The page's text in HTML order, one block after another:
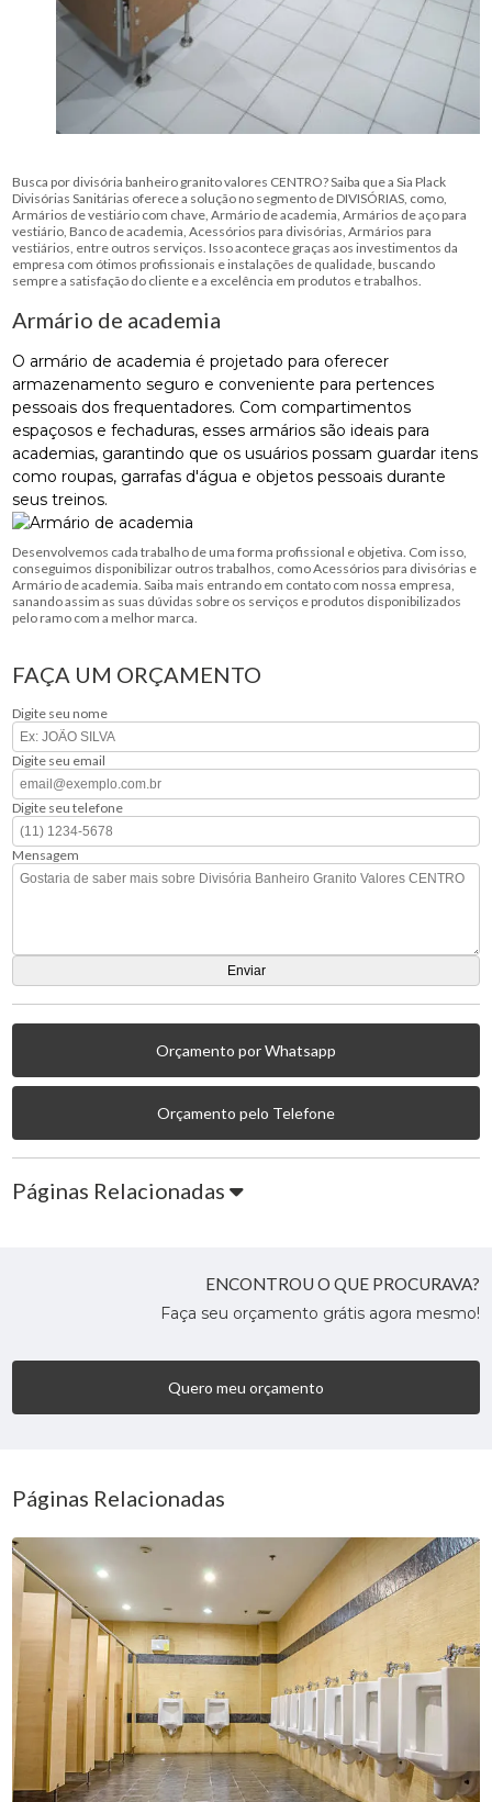
Busca por divisória banheiro granito valores CENTRO? Saiba que a Sia Plack
Divisórias Sanitárias oferece a solução no segmento de DIVISÓRIAS, como,
Armários de vestiário com chave, Armário de academia, Armários de aço para
vestiário, Banco de academia, Acessórios para divisórias, Armários para
vestiários, entre outros serviços. Isso acontece graças aos investimentos da
empresa com ótimos profissionais e instalações de qualidade, buscando
sempre a satisfação do cliente e a excelência em produtos e trabalhos.
Armário de academia
O armário de academia é projetado para oferecer
armazenamento seguro e conveniente para pertences
pessoais dos frequentadores. Com compartimentos
espaçosos e fechaduras, esses armários são ideais para
academias, garantindo que os usuários possam guardar itens
como roupas, garrafas d'água e objetos pessoais durante
seus treinos.
Desenvolvemos cada trabalho de uma forma profissional e objetiva. Com isso,
conseguimos disponibilizar outros trabalhos, como Acessórios para divisórias e
Armário de academia. Saiba mais entrando em contato com nossa empresa,
sanando assim as suas dúvidas sobre os serviços e produtos disponibilizados
pelo ramo com a melhor marca.
FAÇA UM ORÇAMENTO
Digite seu nome
Digite seu email
Digite seu telefone
Mensagem
Orçamento por Whatsapp
Orçamento pelo Telefone
Páginas Relacionadas
ENCONTROU O QUE PROCURAVA?
Faça seu orçamento grátis agora mesmo!
Quero meu orçamento
Páginas Relacionadas